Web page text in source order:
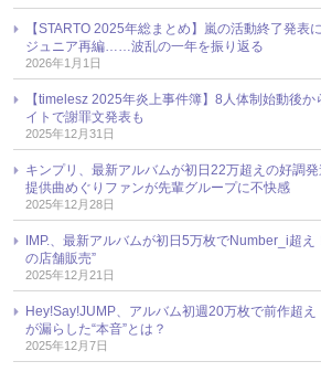
【STARTO 2025年総まとめ】嵐の活動終了発表
ジュニア再編……波乱の一年を振り返る
2026年1月1日
【timelesz 2025年炎上事件簿】8人体制始動後
イトで謝罪文発表も
2025年12月31日
キンプリ、最新アルバムが初日22万超えの好調
提供曲めぐりファンが先輩グループに不快感
2025年12月28日
IMP.、最新アルバムが初日5万枚でNumber_i超
の店舗販売”
2025年12月21日
Hey!Say!JUMP、アルバム初週20万枚で前作超
が漏らした“本音”とは？
2025年12月7日